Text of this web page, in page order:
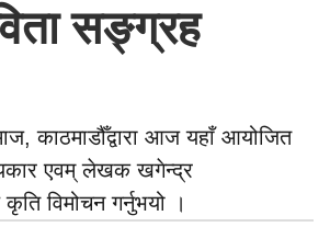
सङ्ग्रह
काठमाडौँद्वारा आज यहाँ आयोजित
एवम् लेखक खगेन्द्र
विमोचन गर्नुभयो ।